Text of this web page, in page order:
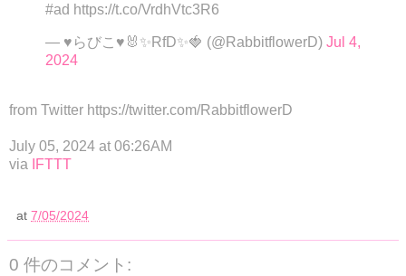
#ad https://t.co/VrdhVtc3R6
— ♥らびこ♥🐰✨RfD✨🍓 (@RabbitflowerD) Jul 4,
2024
from Twitter https://twitter.com/RabbitflowerD
July 05, 2024 at 06:26AM
via IFTTT
at 7/05/2024
0 件のコメント: